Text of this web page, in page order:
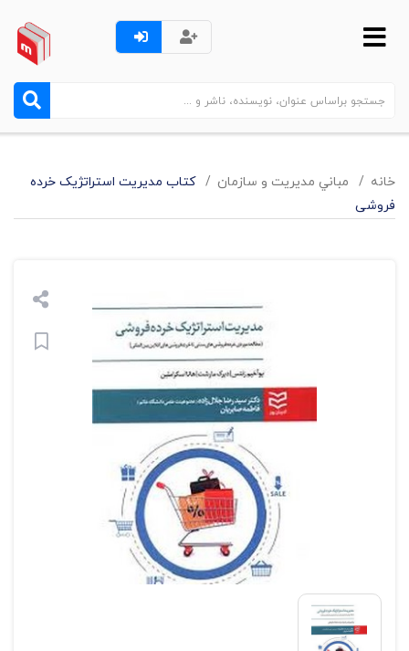
خانه مباني مديريت و سازمان
کتاب مدیریت استراتژیک خرده
فروشی